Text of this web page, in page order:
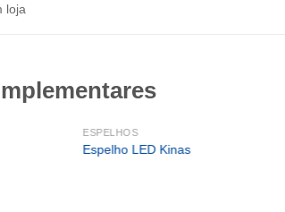
loja
ESPELHOS
Espelho LED Kinas